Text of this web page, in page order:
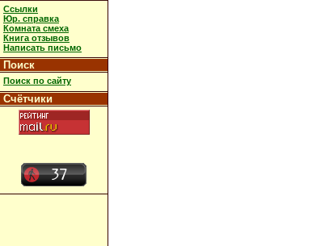
Ссылки
Юр. справка
Комната смеха
Книга отзывов
Написать письмо
Поиск
Поиск по сайту
Счётчики